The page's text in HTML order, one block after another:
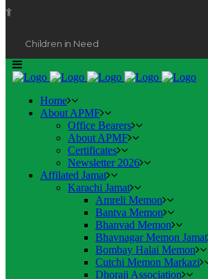
Children in Need
Home
About APMF
Office Bearers
About APMF
Certificates
Newsletter 2026
Affilated Jamat
Karachi Jamat
Amreli Memon
Bantva Memon
Bhanvad Memon
Bhavnagar Memon Jamat
Bombay Halai Memon
Cutchi Memon Markazi
Dhoraji Association